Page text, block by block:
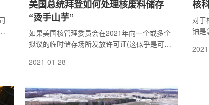
美国总统拜登如何处理核废料储存
“烫手山芋”
如果美国核管理委员会在2021年向一个或多个
拟议的临时储存场所发放许可证(这似乎是可能
取行动。
2021-01-28
核
对于
铀是